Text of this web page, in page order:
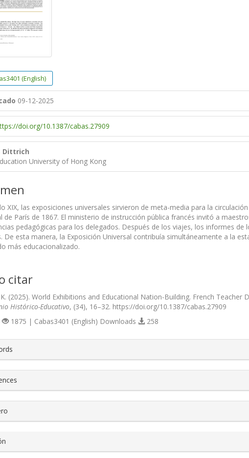
(English)
09-12-2025
doi.org/10.1387/cabas.27909
Dittrich
University of Hong Kong
XIX, las exposiciones universales sirvieron de meta-media para la
de París de 1867. El ministerio de instrucción pública francés invitó a
pedagógicas para los delegados. Después de los viajes, los informes
De esta manera, la Exposición Universal contribuía simultáneamente a la
más educacionalizado.
citar
(2025). World Exhibitions and Educational Nation-Building. French Teacher
Histórico-Educativo, (34), 16–32. https://doi.org/10.1387/cabas.27909
1875 | Cabas3401 (English) Downloads 258